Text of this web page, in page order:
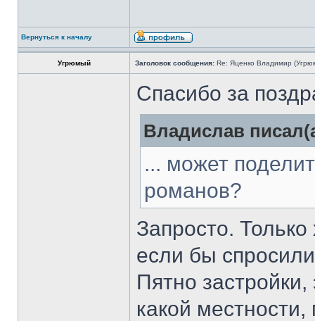
Вернуться к началу
Угрюмый Заголовок сообщения: Re: Яценко Владимир
Спасибо за
Владислав
... может
романов?
Запросто.
если бы
Пятно
какой